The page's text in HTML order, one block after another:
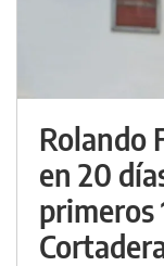
Rolando
en 20
primeros